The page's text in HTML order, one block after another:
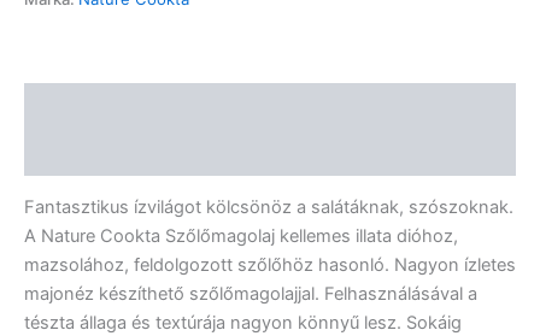
Fantasztikus ízvilágot kölcsönöz a salátáknak, szószoknak.
A Nature Cookta Szőlőmagolaj kellemes illata dióhoz,
mazsolához, feldolgozott szőlőhöz hasonló. Nagyon ízletes
majonéz készíthető szőlőmagolajjal. Felhasználásával a
tészta állaga és textúrája nagyon könnyű lesz. Sokáig